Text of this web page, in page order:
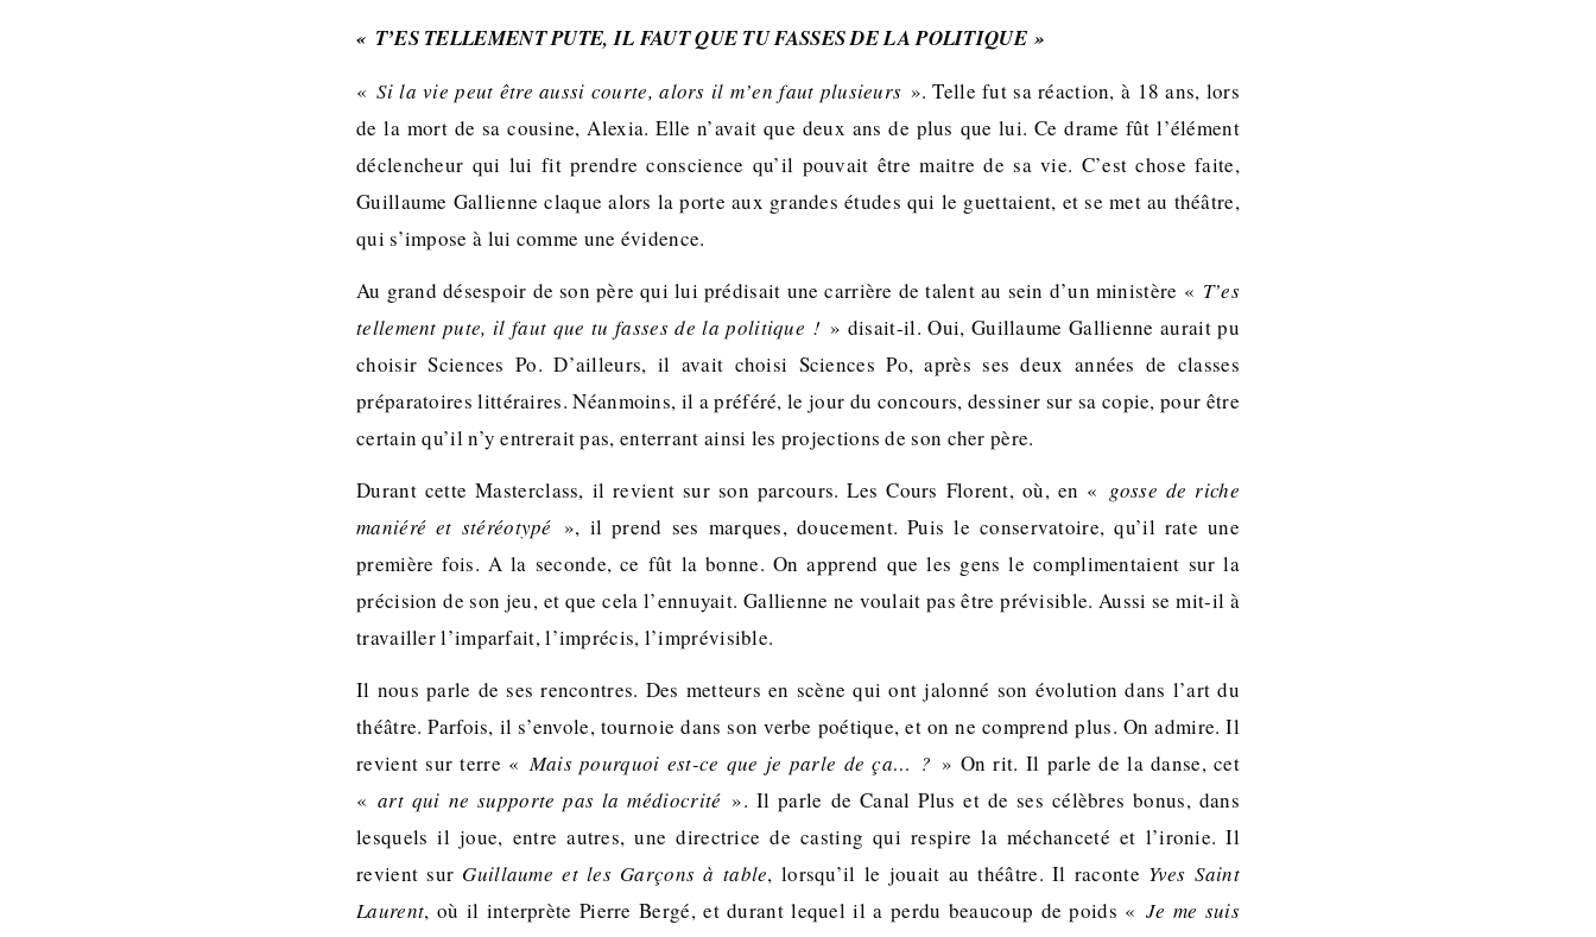
« T’ES TELLEMENT PUTE, IL FAUT QUE TU FASSES DE LA POLITIQUE »
« Si la vie peut être aussi courte, alors il m’en faut plusieurs ». Telle fut sa réaction, à 18 ans, lors
de la mort de sa cousine, Alexia. Elle n’avait que deux ans de plus que lui. Ce drame fût l’élément
déclencheur qui lui fit prendre conscience qu’il pouvait être maitre de sa vie. C’est chose faite,
Guillaume Gallienne claque alors la porte aux grandes études qui le guettaient, et se met au théâtre,
qui s’impose à lui comme une évidence.
Au grand désespoir de son père qui lui prédisait une carrière de talent au sein d’un ministère « T’es
tellement pute, il faut que tu fasses de la politique ! » disait-il. Oui, Guillaume Gallienne aurait pu
choisir Sciences Po. D’ailleurs, il avait choisi Sciences Po, après ses deux années de classes
préparatoires littéraires. Néanmoins, il a préféré, le jour du concours, dessiner sur sa copie, pour être
certain qu’il n’y entrerait pas, enterrant ainsi les projections de son cher père.
Durant cette Masterclass, il revient sur son parcours. Les Cours Florent, où, en « gosse de riche
maniéré et stéréotypé », il prend ses marques, doucement. Puis le conservatoire, qu’il rate une
première fois. A la seconde, ce fût la bonne. On apprend que les gens le complimentaient sur la
précision de son jeu, et que cela l’ennuyait. Gallienne ne voulait pas être prévisible. Aussi se mit-il à
travailler l’imparfait, l’imprécis, l’imprévisible.
Il nous parle de ses rencontres. Des metteurs en scène qui ont jalonné son évolution dans l’art du
théâtre. Parfois, il s’envole, tournoie dans son verbe poétique, et on ne comprend plus. On admire. Il
revient sur terre «Mais pourquoi est-ce que je parle de ça… ? » On rit. Il parle de la danse, cet
«art qui ne supporte pas la médiocrité ». Il parle de Canal Plus et de ses célèbres bonus, dans
lesquels il joue, entre autres, une directrice de casting qui respire la méchanceté et l’ironie. Il
revient sur Guillaume et les Garçons à table, lorsqu’il le jouait au théâtre. Il raconte Yves Saint
Laurent, où il interprète Pierre Bergé, et durant lequel il a perdu beaucoup de poids « Je me suis